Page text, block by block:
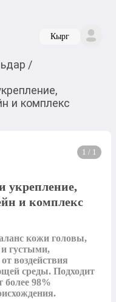
Кырг
/
и комплекс
1 / 1
укрепление,
и комплекс
кожи головы,
и густыми,
воздействия
среды. Подходит
более 98%